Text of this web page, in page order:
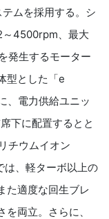
ムを採用する。シ
4500rpm、最大
発生するモーター
型とした「e
、電力供給ユニッ
下に配置するとと
チウムイオン
は、軽ターボ以上の
た適度な回生ブレ
両立。さらに、